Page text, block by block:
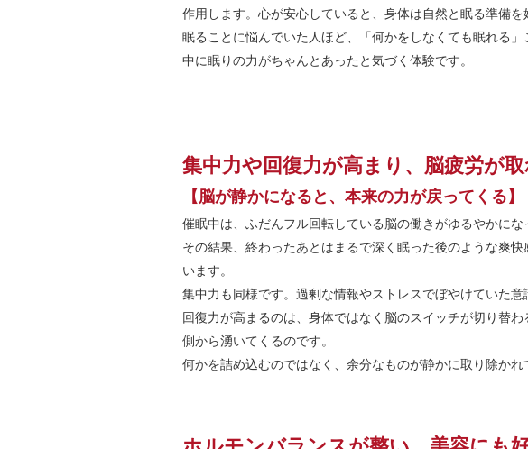
作用します。心が安心していると、身体は自然と眠る準備を
眠ることに悩んでいた人ほど、「何かをしなくても眠れる
中に眠りの力がちゃんとあったと気づく体験です。
集中力や回復力が高まり、脳疲労が
【脳が静かになると、本来の力が戻ってくる】
催眠中は、ふだんフル回転している脳の働きがゆるやかにな
その結果、終わったあとはまるで深く眠った後のような爽
います。
集中力も同様です。過剰な情報やストレスでぼやけていた
回復力が高まるのは、身体ではなく脳のスイッチが切り替
側から湧いてくるのです。
何かを詰め込むのではなく、余分なものが静かに取り除かれ